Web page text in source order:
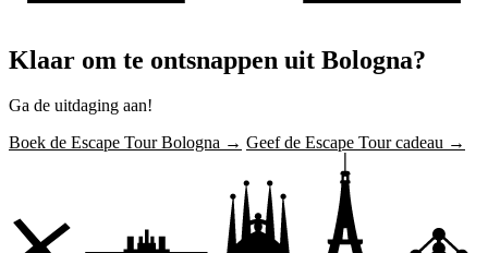
Klaar om te ontsnappen uit Bologna?
Ga de uitdaging aan!
Boek de Escape Tour Bologna → Geef de Escape Tour cadeau →